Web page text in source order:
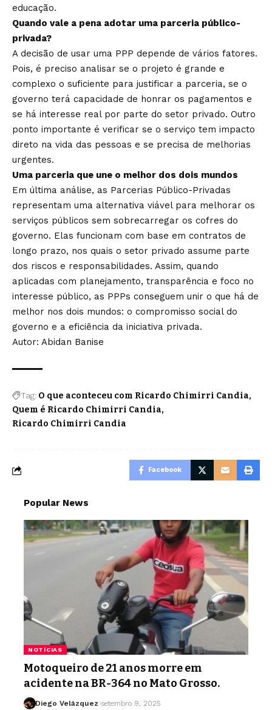
educação.
Quando vale a pena adotar uma parceria público-
privada?
A decisão de usar uma PPP depende de vários fatores.
Pois, é preciso analisar se o projeto é grande e
complexo o suficiente para justificar a parceria, se o
governo terá capacidade de honrar os pagamentos e
se há interesse real por parte do setor privado. Outro
ponto importante é verificar se o serviço tem impacto
direto na vida das pessoas e se precisa de melhorias
urgentes.
Uma parceria que une o melhor dos dois mundos
Em última análise, as Parcerias Público-Privadas
representam uma alternativa viável para melhorar os
serviços públicos sem sobrecarregar os cofres do
governo. Elas funcionam com base em contratos de
longo prazo, nos quais o setor privado assume parte
dos riscos e responsabilidades. Assim, quando
aplicadas com planejamento, transparência e foco no
interesse público, as PPPs conseguem unir o que há de
melhor nos dois mundos: o compromisso social do
governo e a eficiência da iniciativa privada.
Autor: Abidan Banise
Tag: O que aconteceu com Ricardo Chimirri Candia
Quem é Ricardo Chimirri Candia
Ricardo Chimirri Candia
Facebook
Popular News
NOTÍCIAS
Motoqueiro de 21 anos morre em
acidente na BR-364 no Mato Grosso.
Diego Velázquez setembro 9, 2025